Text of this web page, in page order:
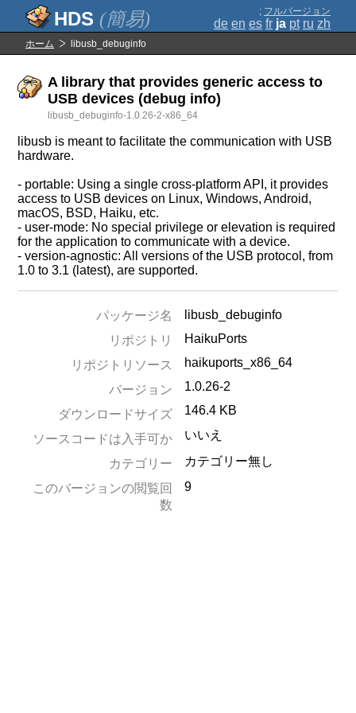
(簡易) ; フルバージョン
de en es fr ja pt ru zh
ホーム libusb_debuginfo
A library that provides generic access to
USB devices (debug info)
libusb_debuginfo-1.0.26-2-x86_64
libusb is meant to facilitate the communication with USB
hardware.
- portable: Using a single cross-platform API, it provides
access to USB devices on Linux, Windows, Android,
macOS, BSD, Haiku, etc.
- user-mode: No special privilege or elevation is required
for the application to communicate with a device.
- version-agnostic: All versions of the USB protocol, from
1.0 to 3.1 (latest), are supported.
パッケージ名
libusb_debuginfo
リポジトリ
HaikuPorts
リポジトリソース
haikuports_x86_64
バージョン
1.0.26-2
ダウンロードサイズ 146.4 KB
ソースコードは入手可か いいえ
カテゴリー
カテゴリー無し
このバージョンの閲覧回
数
9